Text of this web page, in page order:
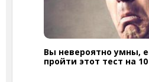
Вы невероятно умны,
пройти этот тест на